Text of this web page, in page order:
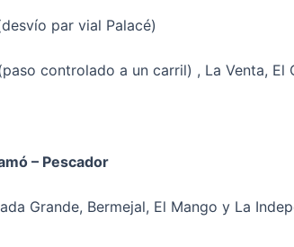
par vial Palacé)
controlado a un carril) , La Venta, El
– Pescador
Grande, Bermejal, El Mango y La